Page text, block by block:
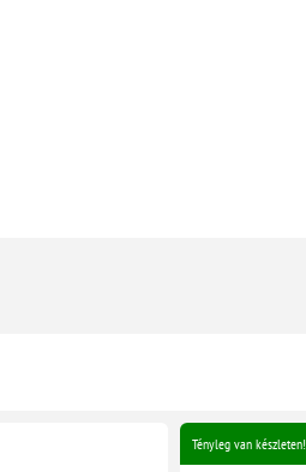
Tényleg van készleten!